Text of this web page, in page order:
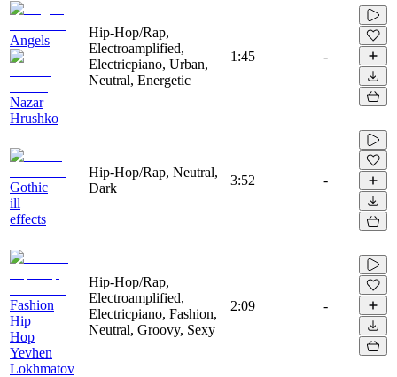
Angels
Nazar
Hrushko
Hip-Hop/Rap,
Electroamplified,
Electricpiano, Urban,
Neutral, Energetic
1:45 -
Gothic
ill
effects
Hip-Hop/Rap, Neutral,
Dark
3:52 -
Fashion
Hip
Hop
Yevhen
Lokhmatov
Hip-Hop/Rap,
Electroamplified,
Electricpiano, Fashion,
Neutral, Groovy, Sexy
2:09 -